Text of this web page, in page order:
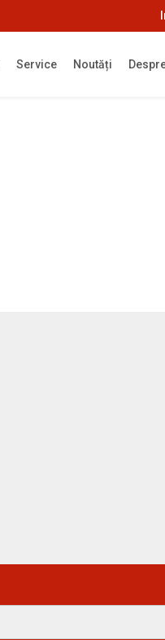
Service Noutăți